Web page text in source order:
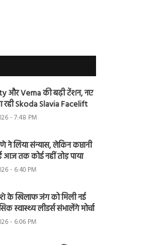
और Verna की बढ़ी टेंशन, नए
Skoda Slavia Facelift
- 7:48 PM
ने लिया संन्यास, लेकिन कप्तानी
आज तक कोई नहीं तोड़ पाया
- 6:40 PM
के खिलाफ जंग को मिली नई
स्वास्थ्य लीडर्स संभालेंगे मोर्चा
- 6:06 PM